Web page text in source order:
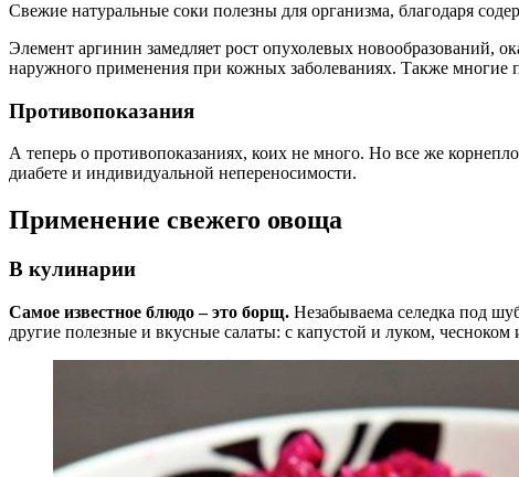
Свежие натуральные соки полезны для организма, благодаря
Элемент аргинин замедляет рост опухолевых новообразований,
наружного применения при кожных заболеваниях. Также многие
Противопоказания
А теперь о противопоказаниях, коих не много. Но все же
диабете и индивидуальной непереносимости.
Применение свежего овоща
В кулинарии
Самое известное блюдо – это борщ. Незабываема селедка под
другие полезные и вкусные салаты: с капустой и луком,